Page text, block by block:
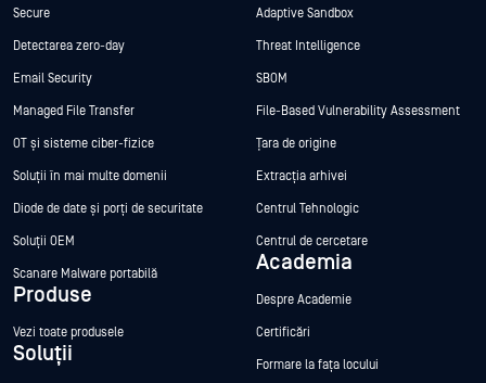
Secure
Detectarea zero-day
Email Security
Managed File Transfer
OT și sisteme ciber-fizice
Soluții în mai multe domenii
Diode de date și porți de securitate
Soluții OEM
Scanare Malware portabilă
Produse
Vezi toate produsele
Soluții
Adaptive Sandbox
Threat Intelligence
SBOM
File-Based Vulnerability Assessment
Țara de origine
Extracția arhivei
Centrul Tehnologic
Centrul de cercetare
Academia
Despre Academie
Certificări
Formare la fața locului